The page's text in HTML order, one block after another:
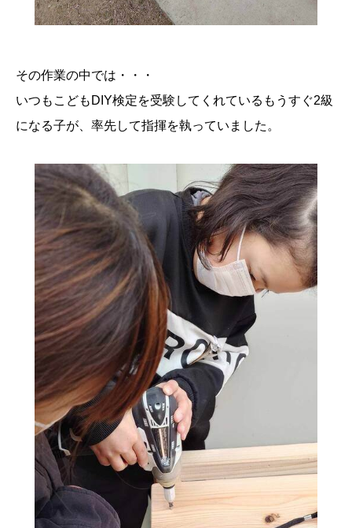
その作業の中では・・・
いつもこどもDIY検定を受験してくれているもうすぐ2級
になる子が、率先して指揮を執っていました。